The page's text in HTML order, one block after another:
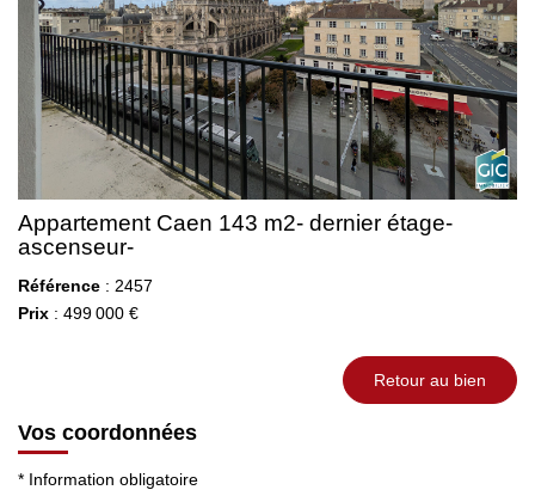
Appartement Caen 143 m2- dernier étage-
ascenseur-
Référence : 2457
Prix : 499 000 €
Retour au bien
Vos coordonnées
* Information obligatoire